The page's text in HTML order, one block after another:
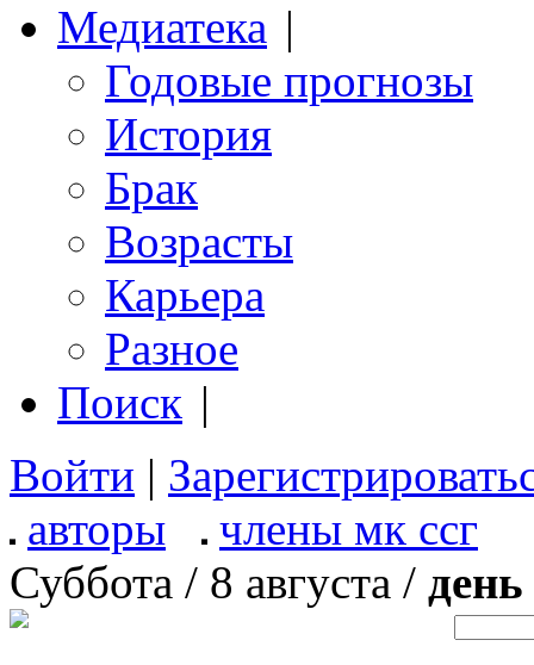
Медиатека |
Годовые прогнозы
История
Брак
Возрасты
Карьера
Разное
Поиск |
Войти |
авторы
члены мк ссг
Суббота / 8 августа /